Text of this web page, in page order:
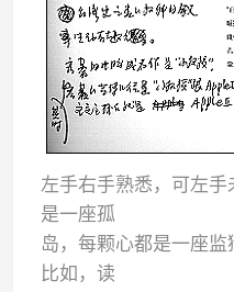
左手右手熟悉，可左
是一座孤
岛，每颗心都是一座监
比如，读